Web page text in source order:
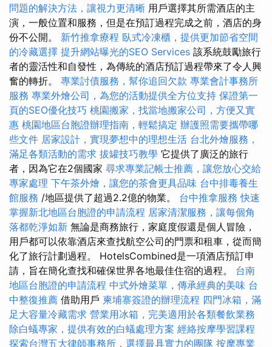
問題的解決方法，讓視力更清晰 用戶選擇其所需酒店的主
演，一般位置和服務，但是在預訂過程完成之前，酒店的身
份不公開。 新竹推拿療程 臥式冷凍櫃，提供更加節省空間
的冷藏選擇 提升網站曝光的SEO Services 該系統鼓勵旅行
者的靈活性和自發性，為傳統的酒店預訂過程帶來了令人興
奮的轉折。 專業討債服務，幫你追回欠款 專業會計事務所
服務 專業外燴公司，為您的活動提供全方位支持 保證第一
頁的SEO優化技巧 桃園搬家，找當地搬家公司，方便又實
惠 桃園地區台胞證辦理指南，輕鬆搞定 辦護照需要攜帶哪
些文件 居家設計，實現夢想中的理想生活 台北外燴服務，
滿足各類活動的需求 拔罐技巧教學 它提供了廣泛的旅行
者，因為它在2個國家 尋求專業記帳士推薦，讓您放心交給
專家處理 下午茶外燴，讓您的茶會更具品味 台中排毒養生
館服務 /地區提供了超過2.2億的物業。 台中推拿服務 快速
掌握新北地區台胞證的申請流程 居家清潔服務，讓每個角
落都乾淨如新 無論是商務旅行，家庭度假還是個人冒險，
用戶都可以依靠酒店來查找航空公司的門票和租車，從而簡
化了旅行計劃過程。 HotelsCombined是一項酒店預訂申
請，旨在簡化查找和確保世界各地最佳住宿的過程。 台南
地區台胞證的申請流程 中式外燴菜單，傳承經典的美味 台
中整復推薦 借助用戶 柬埔寨簽證的辦理流程 四門冰箱，滿
足大容量冷藏需求 營業用冰箱，完美適用於各類餐飲業務
除白蟻專家，提供有效的白蟻處理方案 經絡按摩學習課程
探索台灣五大律師事務所，選擇最具實力的團隊 按摩專業